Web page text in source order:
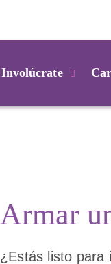
Involúcrate
Armar
¿Estás listo para